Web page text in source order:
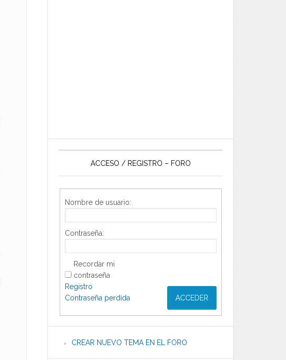
ACCESO / REGISTRO – FORO
Nombre de usuario:
Contraseña:
Recordar mi
contraseña
ACCEDER
Registro
Contraseña perdida
CREAR NUEVO TEMA EN EL FORO